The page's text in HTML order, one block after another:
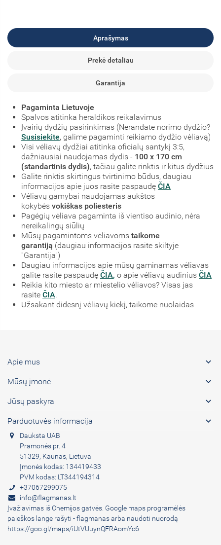
Aprašymas
Prekė detaliau
Garantija
Pagaminta Lietuvoje
Spalvos atitinka heraldikos reikalavimus
Įvairių dydžių pasirinkimas (Nerandate norimo dydžio?
Susisiekite, galime pagaminti reikiamo dydžio vėliavą)
Visi vėliavų dydžiai atitinka oficialų santykį 3:5,
dažniausiai naudojamas dydis - 100 x 170 cm
(standartinis dydis), tačiau galite rinktis ir kitus dydžius
Galite rinktis skirtingus tvirtinimo būdus, daugiau
informacijos apie juos rasite paspaudę ČIA
Vėliavų gamybai naudojamas aukštos
kokybės vokiškas poliesteris
Pagėgių vėliava pagaminta iš vientiso audinio, nėra
nereikalingų siūlių
Mūsų pagamintoms vėliavoms taikome
garantiją (daugiau informacijos rasite skiltyje
"Garantija")
Daugiau informacijos apie mūsų gaminamas vėliavas
galite rasite paspaudę ČIA, o apie vėliavų audinius ČIA
Reikia kito miesto ar miestelio vėliavos? Visas jas
rasite ČIA.
Užsakant didesnį vėliavų kiekį, taikome nuolaidas
Apie mus 
Mūsų įmonė 
Jūsų paskyra 
Parduotuvės informacija 
Dauksta UAB
Pramonės pr. 4
51329, Kaunas, Lietuva
Įmonės kodas: 134419433
PVM kodas: LT344194314
+37067299075
info@flagmanas.lt
Įvažiavimas iš Chemijos gatvės. Google maps programėlės
paieškos lange rašyti - flagmanas arba naudoti nuorodą
https://goo.gl/maps/iUtVUuynQFRAomYc6